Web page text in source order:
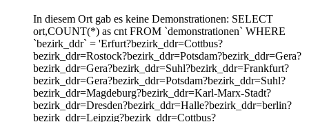
In diesem Ort gab es keine Demonstrationen: SELECT
ort,COUNT(*) as cnt FROM `demonstrationen` WHERE
`bezirk_ddr` = 'Erfurt?bezirk_ddr=Cottbus?
bezirk_ddr=Rostock?bezirk_ddr=Potsdam?bezirk_ddr=Gera?
bezirk_ddr=Gera?bezirk_ddr=Suhl?bezirk_ddr=Frankfurt?
bezirk_ddr=Gera?bezirk_ddr=Potsdam?bezirk_ddr=Suhl?
bezirk_ddr=Magdeburg?bezirk_ddr=Karl-Marx-Stadt?
bezirk_ddr=Dresden?bezirk_ddr=Halle?bezirk_ddr=berlin?
bezirk_ddr=Leipzig?bezirk_ddr=Cottbus?